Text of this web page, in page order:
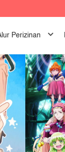
Perizinan
Dua Anime
Umur,